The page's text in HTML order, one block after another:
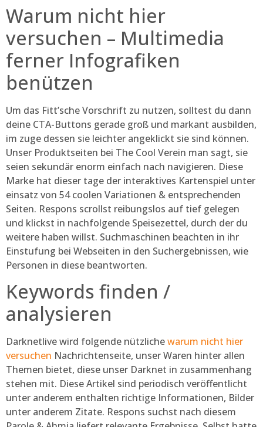
Warum nicht hier
versuchen – Multimedia
ferner Infografiken
benützen
Um das Fitt’sche Vorschrift zu nutzen, solltest du dann
deine CTA-Buttons gerade groß und markant ausbilden,
im zuge dessen sie leichter angeklickt sie sind können.
Unser Produktseiten bei The Cool Verein man sagt, sie
seien sekundär enorm einfach nach navigieren. Diese
Marke hat dieser tage der interaktives Kartenspiel unter
einsatz von 54 coolen Variationen & entsprechenden
Seiten. Respons scrollst reibungslos auf tief gelegen
und klickst in nachfolgende Speisezettel, durch der du
weitere haben willst. Suchmaschinen beachten in ihr
Einstufung bei Webseiten in den Suchergebnissen, wie
Personen in diese beantworten.
Keywords finden /
analysieren
Darknetlive wird folgende nützlichewarum nicht hier
versuchen Nachrichtenseite, unser Waren hinter allen
Themen bietet, diese unser Darknet in zusammenhang
stehen mit. Diese Artikel sind periodisch veröffentlicht
unter anderem enthalten richtige Informationen, Bilder
unter anderem Zitate. Respons suchst nach diesem